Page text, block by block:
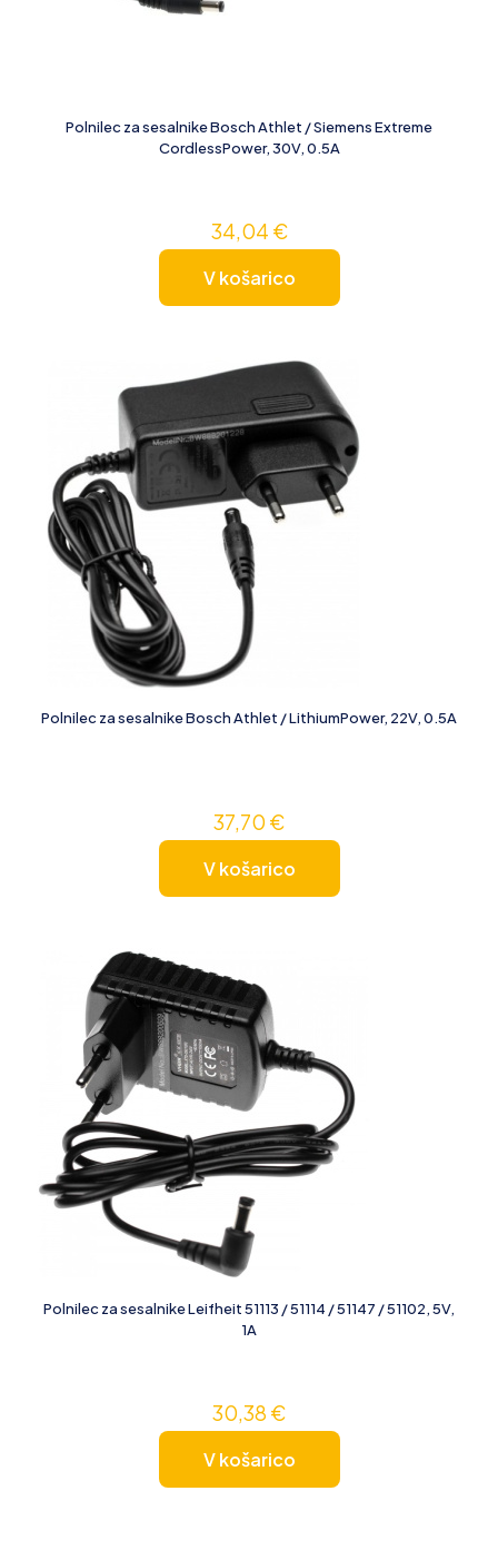
Polnilec za sesalnike Bosch Athlet / Siemens Extreme
CordlessPower, 30V, 0.5A
34,04 €
V košarico
Polnilec za sesalnike Bosch Athlet / LithiumPower, 22V, 0.5A
37,70 €
V košarico
Polnilec za sesalnike Leifheit 51113 / 51114 / 51147 / 51102, 5V,
1A
30,38 €
V košarico